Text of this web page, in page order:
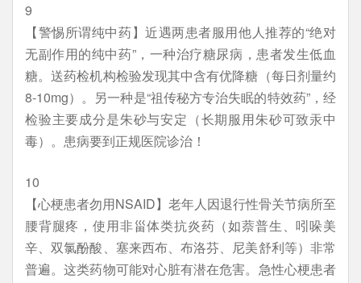
9
【警惕所谓纯中药】近遇两患者服用他人推荐的“绝对
无副作用的纯中药”，一种治疗糖尿病，患者发生低血
糖。送药检机构检验发现其中含有优降糖（每日剂量约
8-10mg）。另一种是“祖传秘方专治失眠的特效药”，经
检验主要成分是朱砂与安定（长期服用朱砂可致汞中
毒）。患病要到正规医院诊治！
10
【心梗患者勿用NSAID】老年人因退行性骨关节病所至
腰背腿疼，使用非甾体类抗炎药（如萘普生、吲哚美
辛、双氯酚酸、塞来西布、布洛芬、尼美舒利等）非常
普遍。这类药物可能对心脏有潜在危害。急性心梗患者